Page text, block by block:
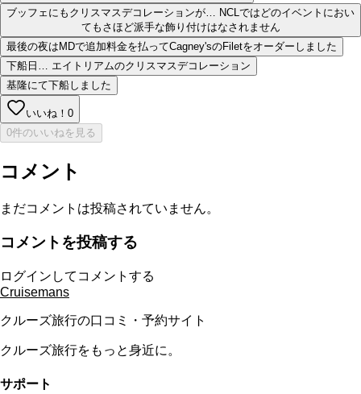
ブッフェにもクリスマスデコレーションが… NCLではどのイベントにおい
てもさほど派手な飾り付けはなされません
最後の夜はMDで追加料金を払ってCagney'sのFiletをオーダーしました
下船日… エイトリアムのクリスマスデコレーション
基隆にて下船しました
いいね！ 0
0件のいいねを見る
コメント
まだコメントは投稿されていません。
コメントを投稿する
ログインしてコメントする
Cruisemans
クルーズ旅行の口コミ・予約サイト
クルーズ旅行をもっと身近に。
サポート